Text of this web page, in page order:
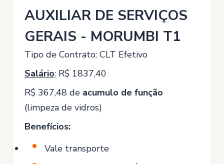
AUXILIAR DE SERVIÇOS
GERAIS - MORUMBI T1
Tipo de Contrato: CLT Efetivo
Salário: R$ 1837,40
R$ 367,48 de acumulo de função
(limpeza de vidros)
Benefícios:
Vale transporte